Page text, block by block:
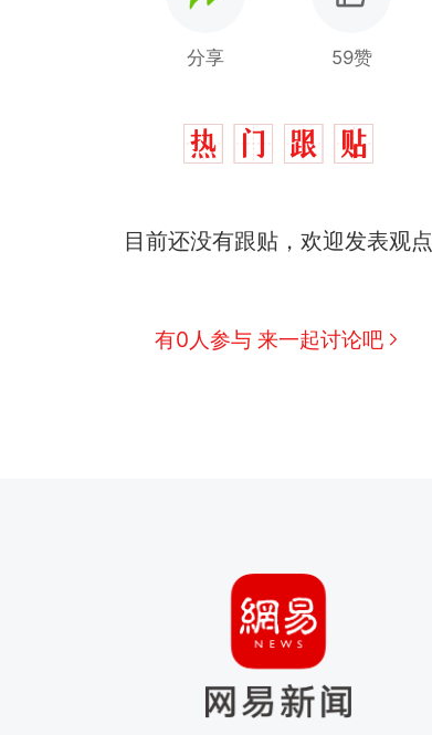
分享 59赞
目前还没有跟贴，欢迎发表观点
有0人参与 来一起讨论吧